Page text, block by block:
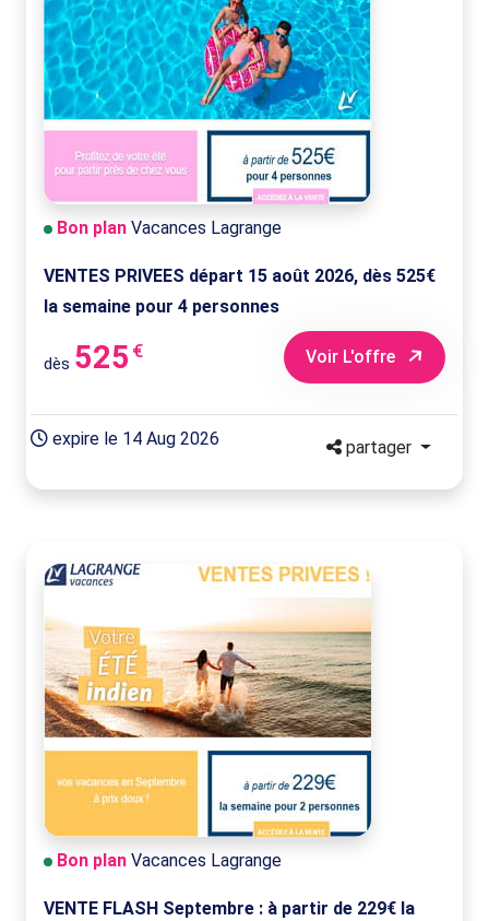
Bon plan Vacances Lagrange
VENTES PRIVEES départ 15 août 2026, dès 525€
la semaine pour 4 personnes
dès 525 € Voir L'offre
expire le 14 Aug 2026 partager
Bon plan Vacances Lagrange
VENTE FLASH Septembre : à partir de 229€ la